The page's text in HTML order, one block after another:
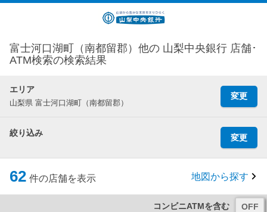
富士河口湖町（南都留郡）他の 山梨中央銀行 店舗･
ATM検索の検索結果
エリア
山梨県 富士河口湖町（南都留郡）
変更
絞り込み 変更
62 件の店舗を表示 地図から探す
コンビニATMを含む